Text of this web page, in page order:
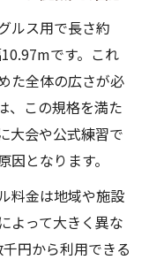
活用法
スコートの特
本的な注意点
ニスグッズと
ートの使い方
なプレー方法
ルス用で長さ約
です。これ
た全体の広さが必
、この規格を満た
大会や公式練習で
となります。
料金は地域や施設
よって大きく異な
円から利用できる